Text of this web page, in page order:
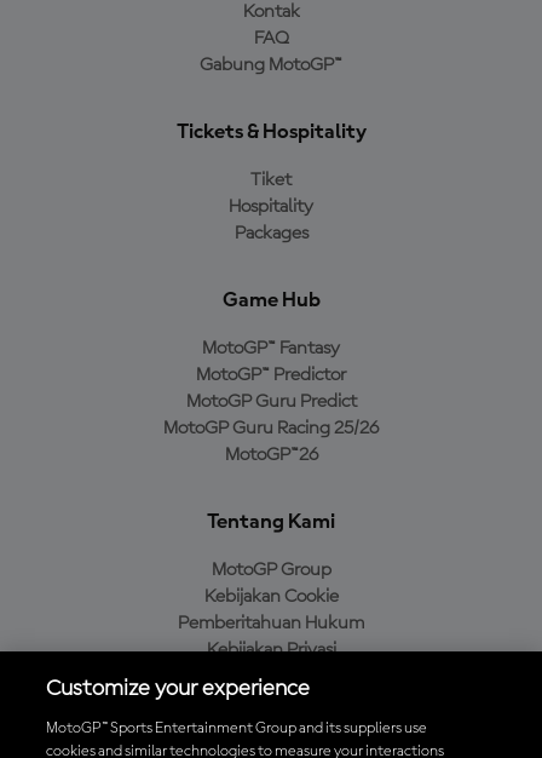
Kontak
FAQ
Gabung MotoGP™
Tickets & Hospitality
Tiket
Hospitality
Packages
Game Hub
MotoGP™ Fantasy
MotoGP™ Predictor
MotoGP Guru Predict
MotoGP Guru Racing 25/26
MotoGP™26
Tentang Kami
MotoGP Group
Kebijakan Cookie
Pemberitahuan Hukum
Kebijakan Privasi
Kebijakan Pembelian
Customize your experience
MotoGP™ Sports Entertainment Group and its suppliers use
cookies and similar technologies to measure your interactions